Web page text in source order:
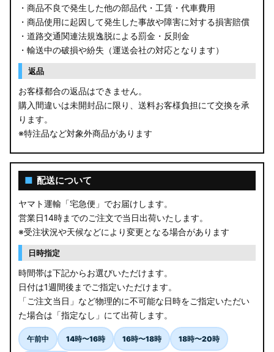
GU インプレッサ
VN5 VNH レヴォーグ / レイバック
ZD8 BRZ
ZC6 BRZ
URJ201 LX570
AGL10W RX450h
USF/UVF4# LS600h
JF5/6 N-BOX カスタム
MK94S/MK54S スペーシア / カスタム
ZCEDS/ZDEDS/ZCDDS/ZDDDS スイフト
AZSH36W/AZSH37W クラウンスポーツ
LA400K コペン
・商品不良で発生した他の部品代・工賃・代車費用
・商品使用に起因して発生した事故や障害に対する損害賠償
・道路交通関連法規逸脱による罰金・反則金
・輸送中の破損や紛失（運送会社の対応となります）
返品
お客様都合の返品はできません。
購入間違いは未開封品に限り、送料お客様負担にて交換を承
ります。
※特注品など対象外商品があります
■ 配送について
ヤマト運輸「宅急便」でお届けします。
営業日14時までのご注文で当日出荷いたします。
※受注状況や天候などにより変更となる場合があります
日時指定
時間帯は下記からお選びいただけます。
日付は1週間後までご指定いただけます。
「ご注文当日」など物理的に不可能な日時をご指定いただい
た場合は「指定なし」にて出荷します。
午前中 14時〜16時 16時〜18時 18時〜20時